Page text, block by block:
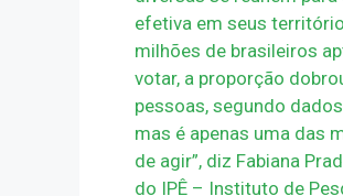
efetiva em seus
milhões de brasileiros
votar, a proporção
pessoas, segundo
mas é apenas uma das
de agir”, diz Fabiana
do IPÊ – Instituto de